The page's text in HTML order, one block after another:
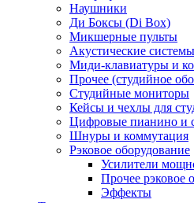
Наушники
Ди Боксы (Di Box)
Микшерные пульты
Акустические системы
Миди-клавиатуры и
Прочее (студийное
Студийные мониторы
Кейсы и чехлы для
Цифровые пианино и
Шнуры и коммутация
Рэковое оборудование
Усилители
Прочее рэковое
Эффекты